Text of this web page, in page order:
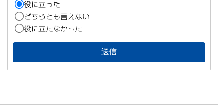
役に立った
どちらとも言えない
役に立たなかった